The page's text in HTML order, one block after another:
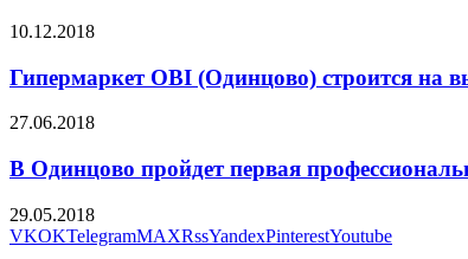
10.12.2018
Гипермаркет OBI (Одинцово) строится на
27.06.2018
В Одинцово пройдет первая
29.05.2018
VKOKTelegramMAXRssYandexPinterestYoutube